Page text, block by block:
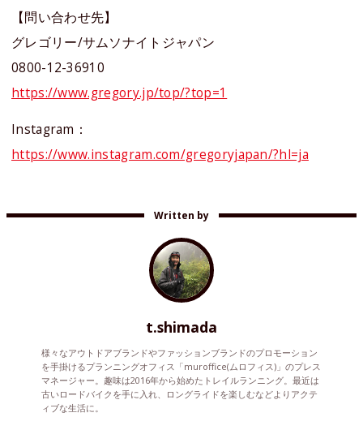
【問い合わせ先】
グレゴリー/サムソナイトジャパン
0800-12-36910
https://www.gregory.jp/top/?top=1
Instagram：
https://www.instagram.com/gregoryjapan/?hl=ja
Written by
t.shimada
様々なアウトドアブランドやファッションブランドのプロモーション
を手掛けるプランニングオフィス「muroffice(ムロフィス)」のプレス
マネージャー。趣味は2016年から始めたトレイルランニング。最近は
古いロードバイクを手に入れ、ロングライドを楽しむなどよりアクテ
ィブな生活に。